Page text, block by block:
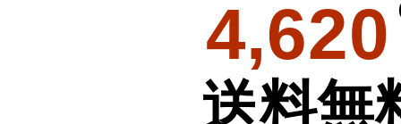
4,620
送料無